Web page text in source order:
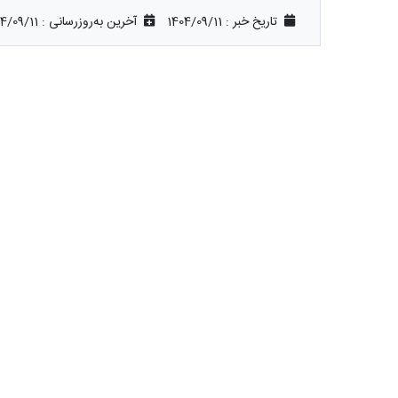
تاریخ خبر : 1404/09/11 آخرین به‌روزرسانی : 09/11